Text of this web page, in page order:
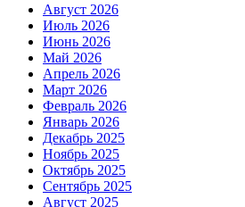
Август 2026
Июль 2026
Июнь 2026
Май 2026
Апрель 2026
Март 2026
Февраль 2026
Январь 2026
Декабрь 2025
Ноябрь 2025
Октябрь 2025
Сентябрь 2025
Август 2025